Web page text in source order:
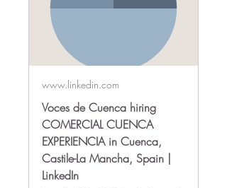
www.linkedin.com
Voces de Cuenca hiring
COMERCIAL CUENCA
EXPERIENCIA in Cuenca,
Castile-La Mancha, Spain |
LinkedIn